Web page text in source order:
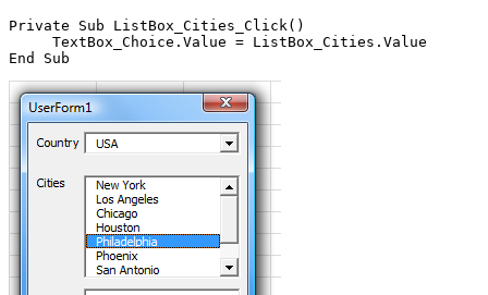
Private Sub ListBox_Cities_Click()
     TextBox_Choice.Value = ListBox_Cities.Value